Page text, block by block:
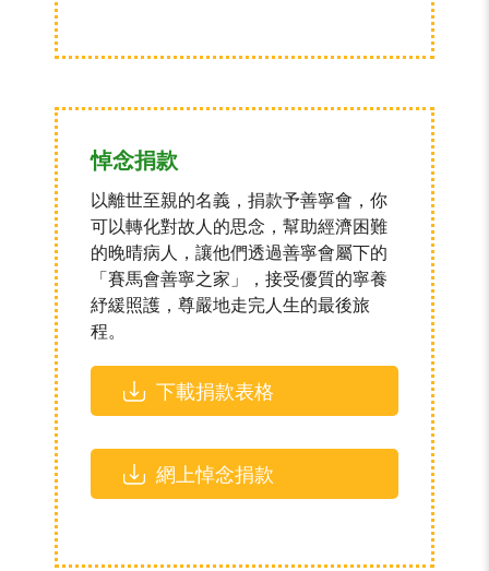
悼念捐款
以離世至親的名義，捐款予善寧會，你
可以轉化對故人的思念，幫助經濟困難
的晚晴病人，讓他們透過善寧會屬下的
「賽馬會善寧之家」，接受優質的寧養
紓緩照護，尊嚴地走完人生的最後旅
程。
下載捐款表格
網上悼念捐款